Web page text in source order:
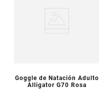
VISTA PREVIA
Goggle de Natación Adulto
Alligator G70 Rosa